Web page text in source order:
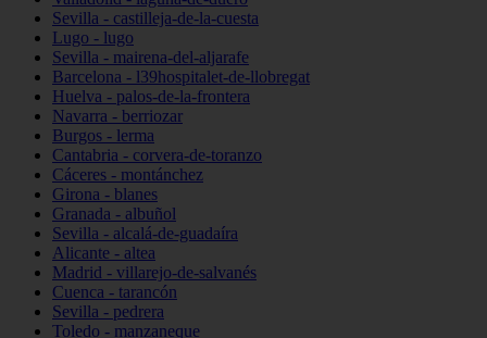
Sevilla - castilleja-de-la-cuesta
Lugo - lugo
Sevilla - mairena-del-aljarafe
Barcelona - l39hospitalet-de-llobregat
Huelva - palos-de-la-frontera
Navarra - berriozar
Burgos - lerma
Cantabria - corvera-de-toranzo
Cáceres - montánchez
Girona - blanes
Granada - albuñol
Sevilla - alcalá-de-guadaíra
Alicante - altea
Madrid - villarejo-de-salvanés
Cuenca - tarancón
Sevilla - pedrera
Toledo - manzaneque